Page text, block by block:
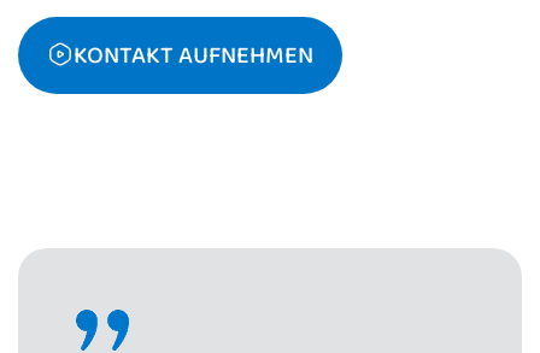
KONTAKT AUFNEHMEN